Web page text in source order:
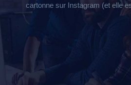
cartonne sur Instagram (et elle